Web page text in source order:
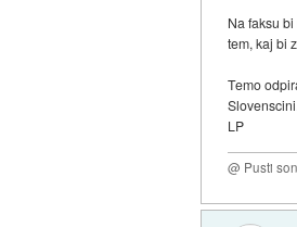
Na faksu
tem, kaj bi
Temo
Slovenscini.
LP
@ Pusti